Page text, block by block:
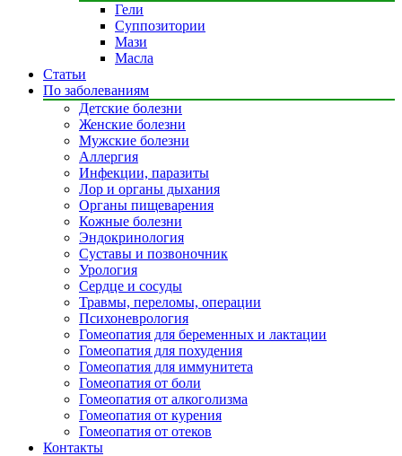
Гели
Суппозитории
Мази
Масла
Статьи
По заболеваниям
Детские болезни
Женские болезни
Мужские болезни
Аллергия
Инфекции, паразиты
Лор и органы дыхания
Органы пищеварения
Кожные болезни
Эндокринология
Суставы и позвоночник
Урология
Сердце и сосуды
Травмы, переломы, операции
Психоневрология
Гомеопатия для беременных и лактации
Гомеопатия для похудения
Гомеопатия для иммунитета
Гомеопатия от боли
Гомеопатия от алкоголизма
Гомеопатия от курения
Гомеопатия от отеков
Контакты